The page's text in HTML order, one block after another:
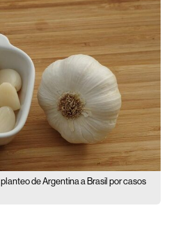
de Argentina a Brasil por casos